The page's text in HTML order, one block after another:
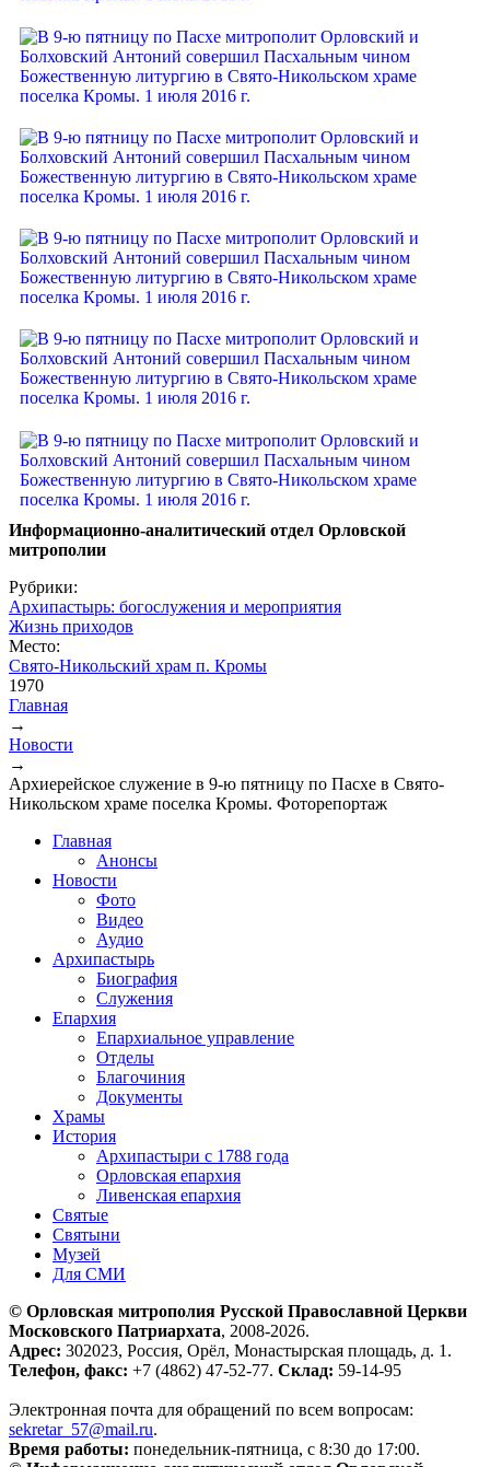
Информационно-аналитический отдел Орловской
митрополии
Рубрики:
Архипастырь: богослужения и мероприятия
Жизнь приходов
Место:
Свято-Никольский храм п. Кромы
1970
Вы здесь
Главная
→
Новости
→
Архиерейское служение в 9-ю пятницу по Пасхе в Свято-
Никольском храме поселка Кромы. Фоторепортаж
Главная
Анонсы
Новости
Фото
Видео
Аудио
Архипастырь
Биография
Служения
Епархия
Епархиальное управление
Отделы
Благочиния
Документы
Храмы
История
Архипастыри с 1788 года
Орловская епархия
Ливенская епархия
Святые
Святыни
Музей
Для СМИ
© Орловская митрополия Русской Православной Церкви
Московского Патриархата, 2008-2026.
Адрес: 302023, Россия, Орёл, Монастырская площадь, д. 1.
Телефон, факс: +7 (4862) 47-52-77. Склад: 59-14-95
Электронная почта для обращений по всем вопросам:
sekretar_57@mail.ru.
Время работы: понедельник-пятница, с 8:30 до 17:00.